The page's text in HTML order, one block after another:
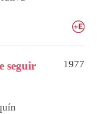
seguir
1977